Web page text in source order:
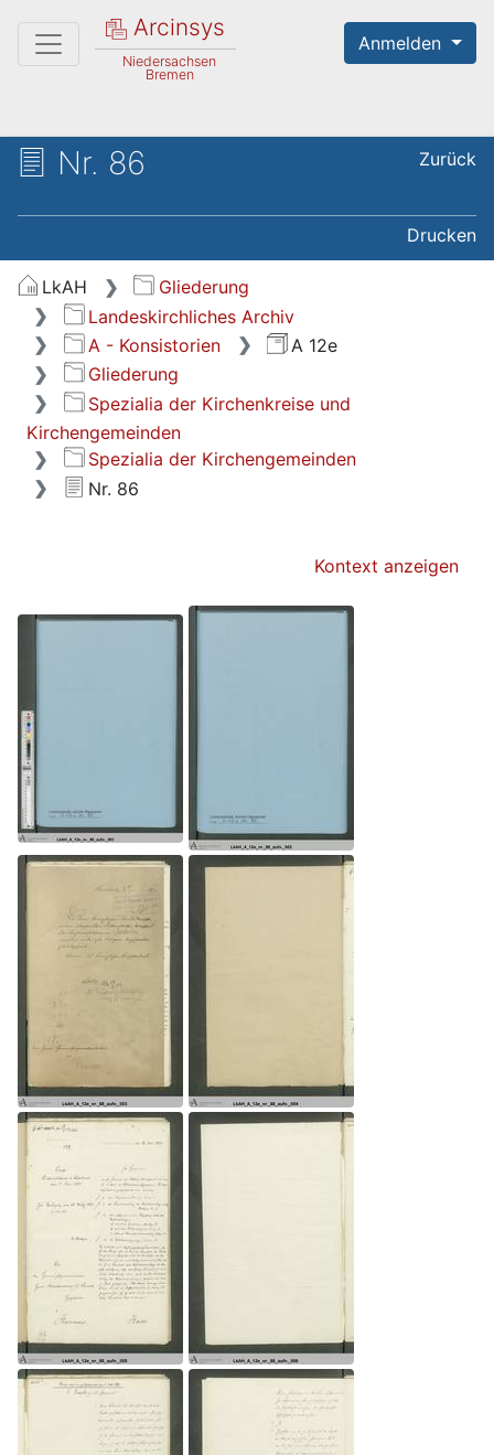
Arcinsys
Niedersachsen
Bremen
Anmelden
Nr. 86 Zurück
Drucken
LkAH
Gliederung
Landeskirchliches Archiv
A - Konsistorien
A 12e
Gliederung
Spezialia der Kirchenkreise und
Kirchengemeinden
Spezialia der Kirchengemeinden
Nr. 86
Kontext anzeigen